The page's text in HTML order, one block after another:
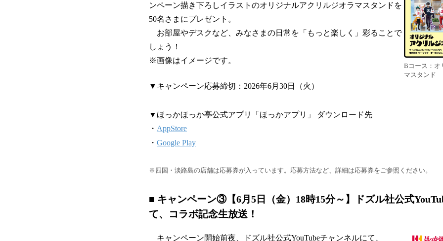
ンペーン描き下ろしイラストのオリジナルアクリルジオラマスタンドを
50名さまにプレゼント。
お部屋やデスクなど、みなさまの日常を「もっと楽しく」彩ることで
しょう！
※画像はイメージです。
Bコース：オ
マスタンド
▼キャンペーン応募締切：2026年6月30日（火）
▼ほっかほっか亭公式アプリ「ほっかアプリ」 ダウンロード先
・ AppStore
・ Google Play
※四国・淡路島の店舗は応募券が入っています。応募方法など、詳細は応募券をご参照ください。
■ キャンペーン③【6月5日（金）18時15分～】ドズル社公式
て、コラボ記念生放送！
キャンペーン開始前夜、ドズル社公式YouTubeチャンネルにて、